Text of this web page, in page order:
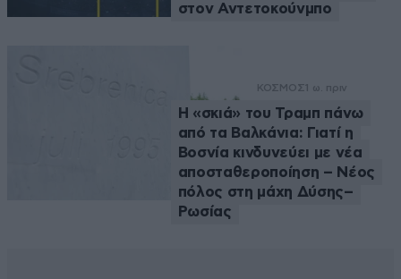
στον Αντετοκούνμπο
ΚΟΣΜΟΣ 1 ω. πριν
Η «σκιά» του Τραμπ πάνω
από τα Βαλκάνια: Γιατί η
Βοσνία κινδυνεύει με νέα
αποσταθεροποίηση – Νέος
πόλος στη μάχη Δύσης–
Ρωσίας